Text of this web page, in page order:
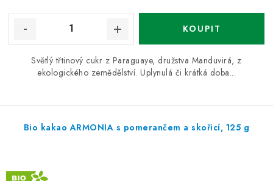
Světlý třtinový cukr z Paraguaye, družstva Manduvirá, z
ekologického zemědělství. Uplynulá či krátká doba...
Bio kakao ARMONIA s pomerančem a skořicí, 125 g